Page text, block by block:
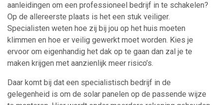
aanleidingen om een professioneel bedrijf in te schakelen?
Op de allereerste plaats is het een stuk veiliger.
Specialisten weten hoe zij bij jou op het huis moeten
klimmen en hoe er veilig gewerkt moet worden. Kies je
ervoor om eigenhandig het dak op te gaan dan zal je te
maken krijgen met aanzienlijk meer risico’s.
Daar komt bij dat een specialistisch bedrijf in de
gelegenheid is om de solar panelen op de passende wijze